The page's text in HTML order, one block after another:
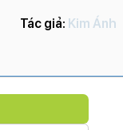
Tác giả: Kim Ánh